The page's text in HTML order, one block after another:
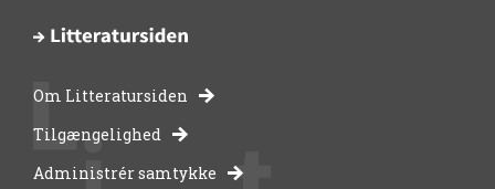
-
Om Litteratursiden
Tilgængelighed
Administrér samtykke